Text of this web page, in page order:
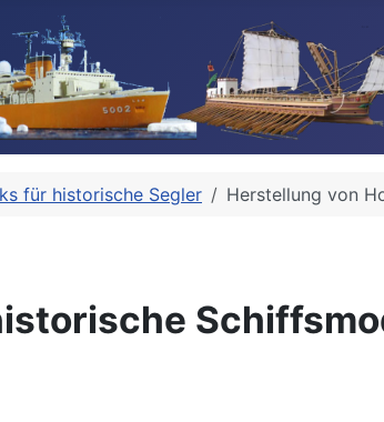
für historische Segler Herstellung von